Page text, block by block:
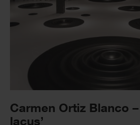
Carmen Ortiz Blanco –
lacus’